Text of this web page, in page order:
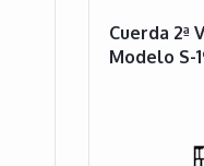
Cuerda 2ª
Modelo S-